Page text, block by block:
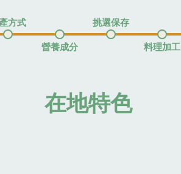
方式
營養成分
挑選保存
料理加工
在地特色